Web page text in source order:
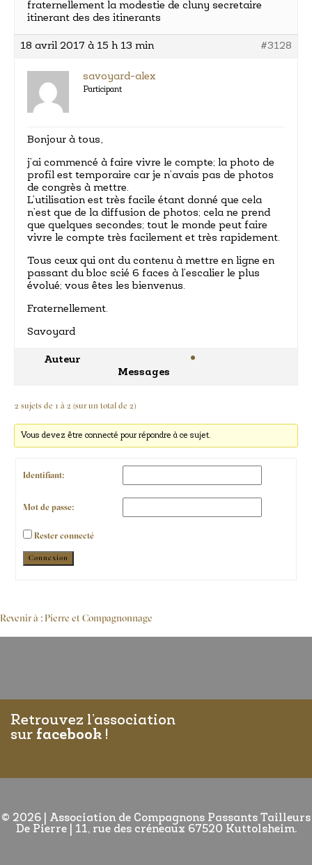
fraternellement la modestie de cluny secretaire
itinerant des des itinerants
18 avril 2017 à 15 h 13 min #3128
savoyard-alex
Participant
Bonjour à tous,
j’ai commencé à faire vivre le compte; la photo de
profil est temporaire car je n’avais pas de photos
de congrès à mettre.
L’utilisation est très facile étant donné que cela
n’est que de la diffusion de photos; cela ne prend
que quelques secondes; tout le monde peut faire
vivre le compte très facilement et très rapidement.
Tous ceux qui ont du contenu à mettre en ligne en
passant du bloc scié 6 faces à l’escalier le plus
évolué; vous êtes les bienvenus.
Fraternellement.
Savoyard
Auteur
Messages
2 sujets de 1 à 2 (sur un total de 2)
Vous devez être connecté pour répondre à ce sujet.
Identifiant:
Mot de passe:
Rester connecté
Alternative:
Connexion
Revenir à : Pierre et Compagnonnage
Retrouvez l’association
sur facebook !
© 2026
Association de Compagnons Passants Tailleurs
De Pierre | 11, rue des créneaux 67520 Kuttolsheim.